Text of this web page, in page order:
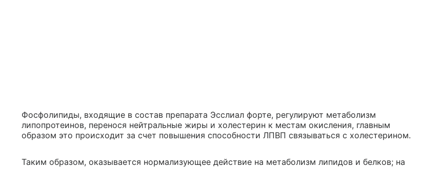
Фосфолипиды, входящие в состав препарата Эсслиал форте, регулируют метаболизм
липопротеинов, перенося нейтральные жиры и холестерин к местам окисления, главным
образом это происходит за счет повышения способности ЛПВП связываться с холестерином.
Таким образом, оказывается нормализующее действие на метаболизм липидов и белков; на